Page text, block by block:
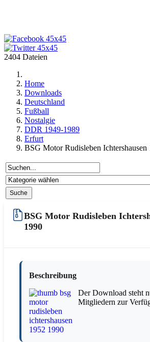
2404 Dateien
Home
Downloads
Deutschland
Fußball
Nostalgie
DDR 1949-1989
Erfurt
BSG Motor Rudisleben Ichtershausen
BSG Motor Rudisleben
1990
Beschreibung
Der Download steht
Mitgliedern zur